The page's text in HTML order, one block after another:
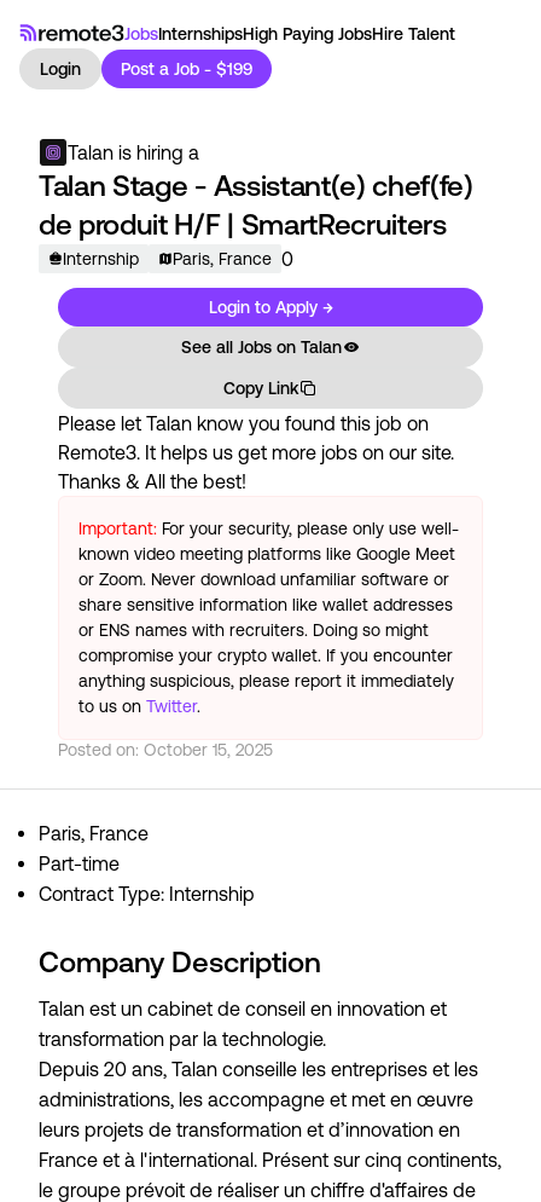
JobsInternshipsHigh Paying JobsHire Talent
Login
Post a Job - $199
Talan is hiring a
Talan Stage - Assistant(e) chef(fe)
de produit H/F | SmartRecruiters
Internship Paris, France 0
Login to Apply →
See all Jobs on Talan
Copy Link
Please let Talan know you found this job on
Remote3. It helps us get more jobs on our site.
Thanks & All the best!
Important: For your security, please only use well-
known video meeting platforms like Google Meet
or Zoom. Never download unfamiliar software or
share sensitive information like wallet addresses
or ENS names with recruiters. Doing so might
compromise your crypto wallet. If you encounter
anything suspicious, please report it immediately
to us on Twitter.
Posted on: October 15, 2025
Paris, France
Part-time
Contract Type: Internship
Company Description
Talan est un cabinet de conseil en innovation et
transformation par la technologie.
Depuis 20 ans, Talan conseille les entreprises et les
administrations, les accompagne et met en œuvre
leurs projets de transformation et d’innovation en
France et à l'international. Présent sur cinq continents,
le groupe prévoit de réaliser un chiffre d'affaires de